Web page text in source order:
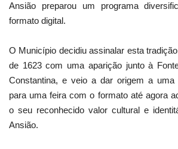
Ambiente
Ansião preparou um programa
formato digital.
O Município decidiu assinalar esta
de 1623 com uma aparição junto à
Constantina, e veio a dar origem a uma
para uma feira com o formato até agora
o seu reconhecido valor cultural e
Ansião.